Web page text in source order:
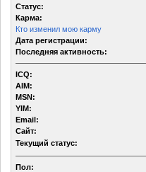
Статус:
Карма:
Кто изменил мою карму
Дата регистрации:
Последняя активность:
ICQ:
AIM:
MSN:
YIM:
Email:
Сайт:
Текущий статус:
Пол: